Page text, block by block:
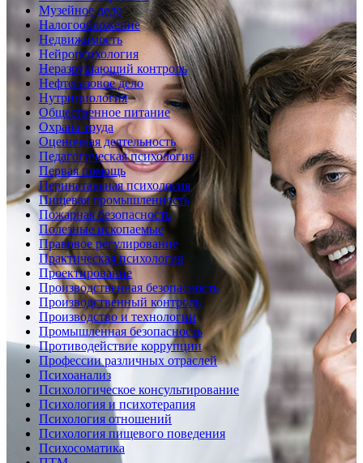
Музейное дело
Налогообложение
Недвижимость
Нейропсихология
Неразрушающий контроль
Нефтегазовое дело
Нутрициология
Общественное питание
Охрана труда
Оценочная деятельность
Педагогическая психология
Первая помощь
Перинатальная психология
Пищевая промышленность
Пожарная безопасность
Полезные ископаемые
Правовое регулирование
Практическая психология
Проектирование
Производственная безопасность
Производственный контроль
Производство и технологии
Промышленная безопасность
Противодействие коррупции
Профессии различных отраслей
Психоанализ
Психологическое консультирование
Психология и психотерапия
Психология отношений
Психология пищевого поведения
Психосоматика